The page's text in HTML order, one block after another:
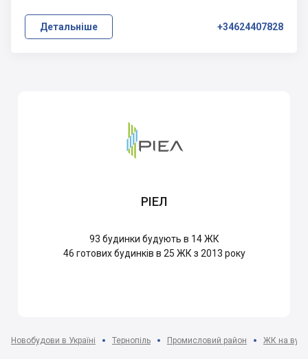
Детальніше +34624407828
РІЕЛ
93 будинки будують в 14 ЖК
46 готових будинків в 25 ЖК з 2013 року
Новобудови в Україні Тернопіль Промисловий район ЖК на вул.